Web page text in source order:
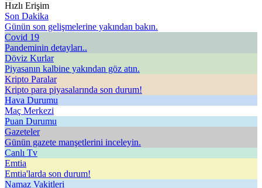
Hızlı Erişim
Son Dakika
Günün son gelişmelerine yakından bakın.
Covid 19
Pandeminin detayları..
Döviz Kurlar
Piyasanın kalbine yakından göz atın.
Kripto Paralar
Kripto para piyasalarında son durum!
Hava Durumu
Maç Merkezi
Puan Durumu
Gazeteler
Günün gazete manşetlerini inceleyin.
Canlı Tv
Emtia
Emtia'larda son durum!
Namaz Vakitleri